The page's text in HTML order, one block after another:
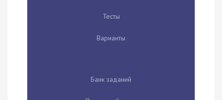
Тесты
Варианты
Банк заданий